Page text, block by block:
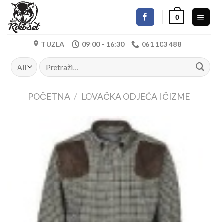
Skip
content
0
TUZLA 09:00 - 16:30 061 103 488
Pretraži:
POČETNA / LOVAČKA ODJEĆA I ČIZME